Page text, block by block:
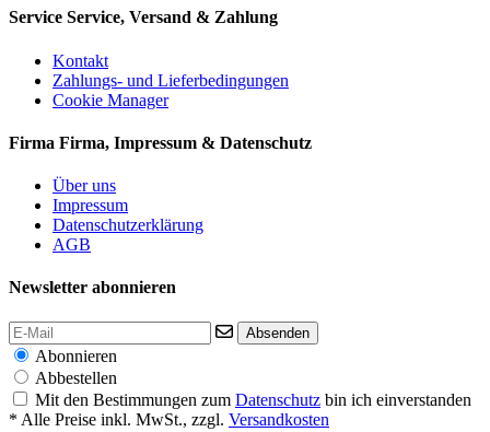
Service Service, Versand & Zahlung
Kontakt
Zahlungs- und Lieferbedingungen
Cookie Manager
Firma Firma, Impressum & Datenschutz
Über uns
Impressum
Datenschutzerklärung
AGB
Newsletter abonnieren
Absenden
Abonnieren
Abbestellen
Mit den Bestimmungen zum Datenschutz bin ich einverstanden
* Alle Preise inkl. MwSt., zzgl. Versandkosten